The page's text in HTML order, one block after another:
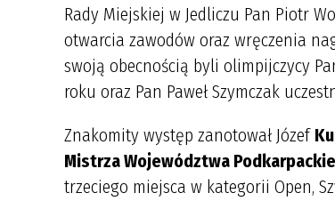
Rady Miejskiej w Jedliczu Pan Piotr
otwarcia zawodów oraz wręczenia
swoją obecnością byli olimpijczycy
roku oraz Pan Paweł Szymczak
Znakomity występ zanotował Józef
Mistrza Województwa
trzeciego miejsca w kategorii Open,